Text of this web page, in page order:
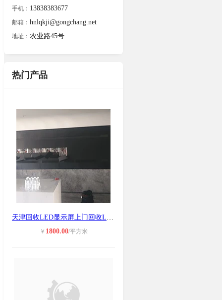
手机： 13838383677
邮箱： hnlqkji@gongchang.net
地址： 农业路45号
热门产品
天津回收LED显示屏上门回收LED屏液晶
￥ 1800.00/平方米